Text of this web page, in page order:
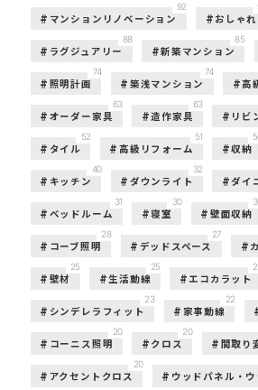
マンションリノベーション
92
おしゃれ
ラグジュアリー
88
新築マンション
85
照明計画
74
築浅マンション
74
高
オーダー家具
63
造作家具
63
リビ
タイル
52
高級リフォーム
51
収納
キッチン
40
ダウンライト
32
ダイ
ベッドルーム
31
寝室
30
壁面収納
コーブ照明
28
デッドスペース
27
壁材
25
生活動線
25
エコカラット
シンデレラフィット
23
家事動線
22
コーニス照明
20
クロス
20
間取り
アクセントクロス
20
ウッドパネル・